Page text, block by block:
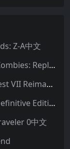
Z-A中文
植物大战僵尸：重植版|Plants vs. Zombies: Replanted中文
勇者斗恶龙7：重制版|Dragon Quest VII Reimagined中文
古墓丽影：决定版|Tomb Raider: Definitive Edition中文
0中文